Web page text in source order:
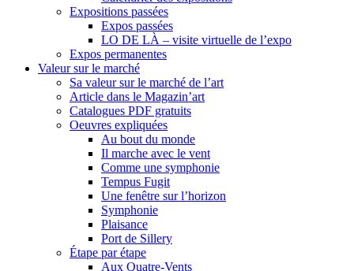
Expositions passées
Expos passées
LO DE LÀ – visite virtuelle de l’expo
Expos permanentes
Valeur sur le marché
Sa valeur sur le marché de l’art
Article dans le Magazin’art
Catalogues PDF gratuits
Oeuvres expliquées
Au bout du monde
Il marche avec le vent
Comme une symphonie
Tempus Fugit
Une fenêtre sur l’horizon
Symphonie
Plaisance
Port de Sillery
Étape par étape
Aux Quatre-Vents